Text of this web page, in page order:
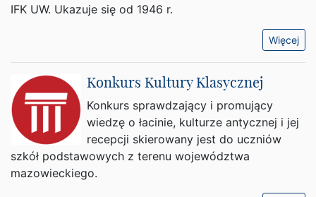
IFK UW. Ukazuje się od 1946 r.
Więcej
Konkurs Kultury Klasycznej
Konkurs sprawdzający i promujący
wiedzę o łacinie, kulturze antycznej i jej
recepcji skierowany jest do uczniów
szkół podstawowych z terenu województwa
mazowieckiego.